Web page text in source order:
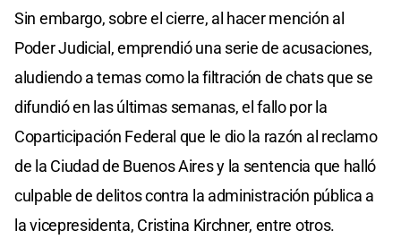
Sin embargo, sobre el cierre, al hacer mención al
Poder Judicial, emprendió una serie de acusaciones,
aludiendo a temas como la filtración de chats que se
difundió en las últimas semanas, el fallo por la
Coparticipación Federal que le dio la razón al reclamo
de la Ciudad de Buenos Aires y la sentencia que halló
culpable de delitos contra la administración pública a
la vicepresidenta, Cristina Kirchner, entre otros.